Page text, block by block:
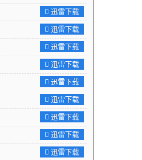
迅雷下载
迅雷下载
迅雷下载
迅雷下载
迅雷下载
迅雷下载
迅雷下载
迅雷下载
迅雷下载